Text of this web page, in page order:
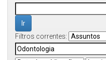
Filtros correntes: